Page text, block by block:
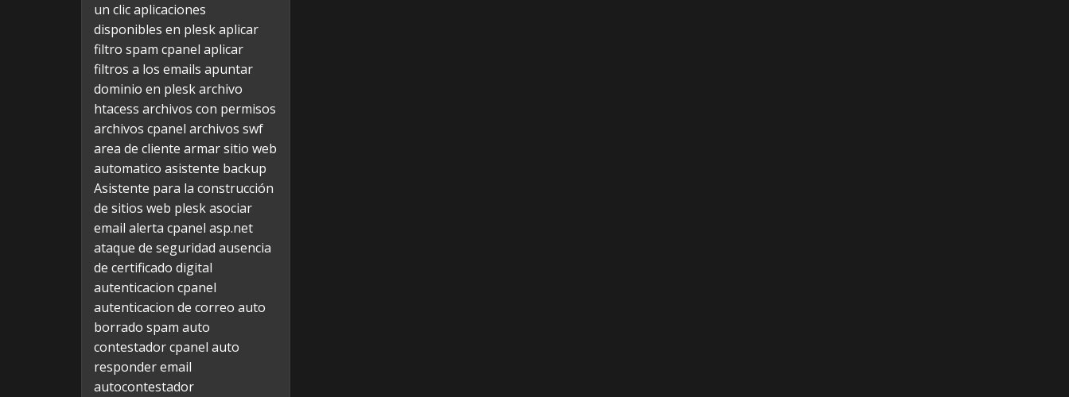
un clicaplicaciones
disponibles en pleskaplicar
filtro spam cpanel aplicar
filtros a los emails apuntar
dominio en pleskarchivo
htacess archivos con permisos
archivos cpanel archivos swf
area de cliente armar sitio web
automatico asistente backup
Asistente para la construcción
de sitios web pleskasociar
email alerta cpanel asp.net
ataque de seguridad ausencia
de certificado digital
autenticacion cpanel
autenticacion de correo auto
borrado spam auto
contestador cpanel auto
responder email
autocontestador